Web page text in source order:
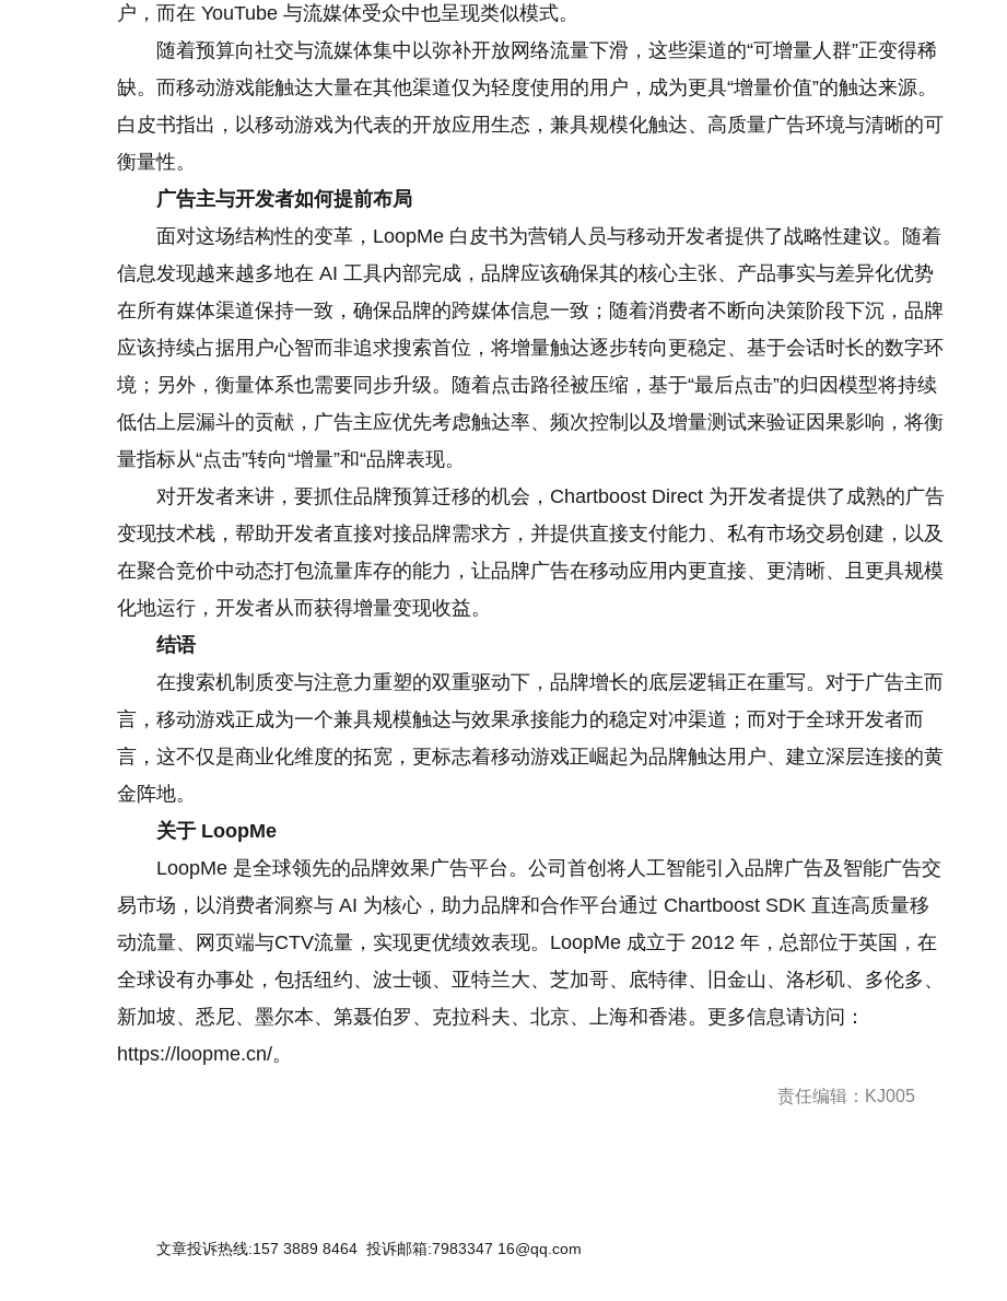
户，而在 YouTube 与流媒体受众中也呈现类似模式。
随着预算向社交与流媒体集中以弥补开放网络流量下滑，这些渠道的“可增量人群”正变得稀
缺。而移动游戏能触达大量在其他渠道仅为轻度使用的用户，成为更具“增量价值”的触达来源。
白皮书指出，以移动游戏为代表的开放应用生态，兼具规模化触达、高质量广告环境与清晰的可
衡量性。
广告主与开发者如何提前布局
面对这场结构性的变革，LoopMe 白皮书为营销人员与移动开发者提供了战略性建议。随着
信息发现越来越多地在 AI 工具内部完成，品牌应该确保其的核心主张、产品事实与差异化优势
在所有媒体渠道保持一致，确保品牌的跨媒体信息一致；随着消费者不断向决策阶段下沉，品牌
应该持续占据用户心智而非追求搜索首位，将增量触达逐步转向更稳定、基于会话时长的数字环
境；另外，衡量体系也需要同步升级。随着点击路径被压缩，基于“最后点击”的归因模型将持续
低估上层漏斗的贡献，广告主应优先考虑触达率、频次控制以及增量测试来验证因果影响，将衡
量指标从“点击”转向“增量”和“品牌表现。
对开发者来讲，要抓住品牌预算迁移的机会，Chartboost Direct 为开发者提供了成熟的广告
变现技术栈，帮助开发者直接对接品牌需求方，并提供直接支付能力、私有市场交易创建，以及
在聚合竞价中动态打包流量库存的能力，让品牌广告在移动应用内更直接、更清晰、且更具规模
化地运行，开发者从而获得增量变现收益。
结语
在搜索机制质变与注意力重塑的双重驱动下，品牌增长的底层逻辑正在重写。对于广告主而
言，移动游戏正成为一个兼具规模触达与效果承接能力的稳定对冲渠道；而对于全球开发者而
言，这不仅是商业化维度的拓宽，更标志着移动游戏正崛起为品牌触达用户、建立深层连接的黄
金阵地。
关于 LoopMe
LoopMe 是全球领先的品牌效果广告平台。公司首创将人工智能引入品牌广告及智能广告交
易市场，以消费者洞察与 AI 为核心，助力品牌和合作平台通过 Chartboost SDK 直连高质量移
动流量、网页端与CTV流量，实现更优绩效表现。LoopMe 成立于 2012 年，总部位于英国，在
全球设有办事处，包括纽约、波士顿、亚特兰大、芝加哥、底特律、旧金山、洛杉矶、多伦多、
新加坡、悉尼、墨尔本、第聂伯罗、克拉科夫、北京、上海和香港。更多信息请访问：
https://loopme.cn/。
责任编辑：KJ005
文章投诉热线:157 3889 8464 投诉邮箱:7983347 16@qq.com